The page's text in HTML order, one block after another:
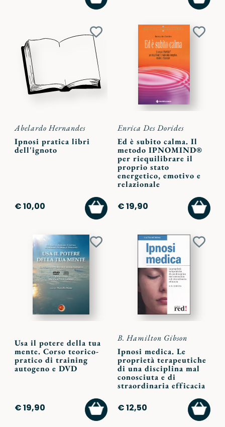
CARRELLO
Aggiungi
ai
preferiti
Abelardo Hernandes
Ipnosi pratica libri
dell'ignoto
€ 10,00
AGGIUNGI
AL
CARRELLO
Enrica Des Dorides
Ed è subito calma. Il
metodo IPNOMIND®
per riequilibrare il
proprio stato
energetico, emotivo e
relazionale
€ 19,90
AL
Aggiungi
Usa il potere della tua
mente. Corso teorico-
pratico di training
autogeno e DVD
€ 19,90
AGGIUNGI
AL
CARRELLO
B. Hamilton Gibson
Ipnosi medica. Le
proprietà terapeutiche
di una disciplina mal
conosciuta e di
straordinaria efficacia
€ 12,50
AL